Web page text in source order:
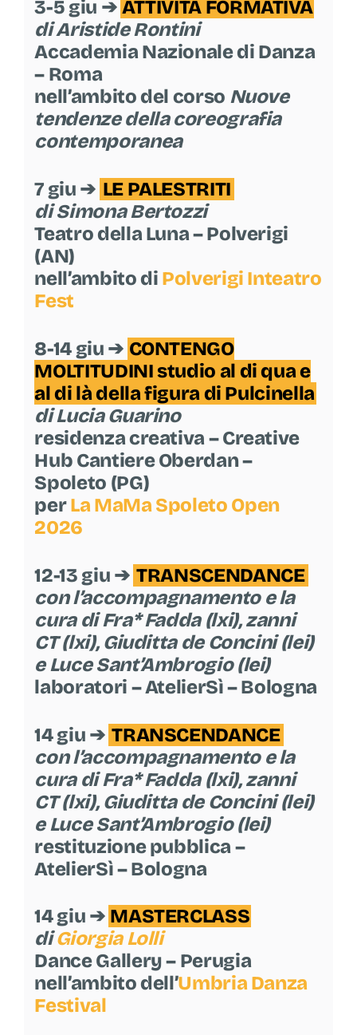
3-5 giu ➔ ATTIVITÀ FORMATIVA
di Aristide Rontini
Accademia Nazionale di Danza
– Roma
nell’ambito del corso Nuove
tendenze della coreografia
contemporanea
7 giu ➔ LE PALESTRITI
di Simona Bertozzi
Teatro della Luna – Polverigi
(AN)
nell’ambito di Polverigi Inteatro
Fest
8-14 giu ➔ CONTENGO
MOLTITUDINI studio al di qua e
al di là della figura di Pulcinella
di Lucia Guarino
residenza creativa – Creative
Hub Cantiere Oberdan –
Spoleto (PG)
perLa MaMa Spoleto Open
2026
12-13 giu ➔ TRANSCENDANCE
con l’accompagnamento e la
cura di Fra* Fadda (lxi), zanni
CT (lxi), Giuditta de Concini (lei)
e Luce Sant’Ambrogio (lei)
laboratori – AtelierSì – Bologna
14 giu ➔ TRANSCENDANCE
con l’accompagnamento e la
cura di Fra* Fadda (lxi), zanni
CT (lxi), Giuditta de Concini (lei)
e Luce Sant’Ambrogio (lei)
restituzione pubblica –
AtelierSì – Bologna
14 giu ➔ MASTERCLASS
diGiorgia Lolli
Dance Gallery – Perugia
nell’ambito dell’Umbria Danza
Festival